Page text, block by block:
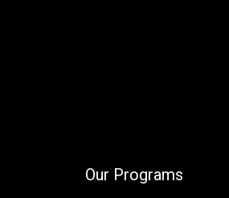
Our Programs